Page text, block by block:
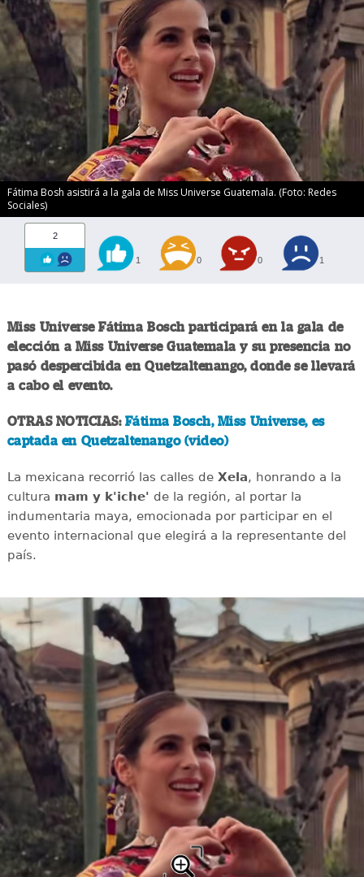
Fátima Bosh asistirá a la gala de Miss Universe Guatemala. (Foto: Redes
Sociales)
2
1 0 0 1
Miss Universe Fátima Bosch participará en la gala de
elección a Miss Universe Guatemala y su presencia no
pasó despercibida en Quetzaltenango, donde se llevará
a cabo el evento.
OTRAS NOTICIAS: Fátima Bosch, Miss Universe, es
captada en Quetzaltenango (video)
La mexicana recorrió las calles deXela, honrando a la
cultura mam y k'iche' de la región, al portar la
indumentaria maya, emocionada por participar en el
evento internacional que elegirá a la representante del
país.